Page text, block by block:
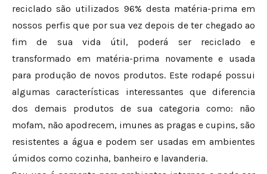
reciclado são utilizados 96% desta matéria-prima em
nossos perfis que por sua vez depois de ter chegado ao
fim de sua vida útil, poderá ser reciclado e
transformado em matéria-prima novamente e usada
para produção de novos produtos. Este rodapé possui
algumas características interessantes que diferencia
dos demais produtos de sua categoria como: não
mofam, não apodrecem, imunes as pragas e cupins, são
resistentes a água e podem ser usadas em ambientes
úmidos como cozinha, banheiro e lavanderia.